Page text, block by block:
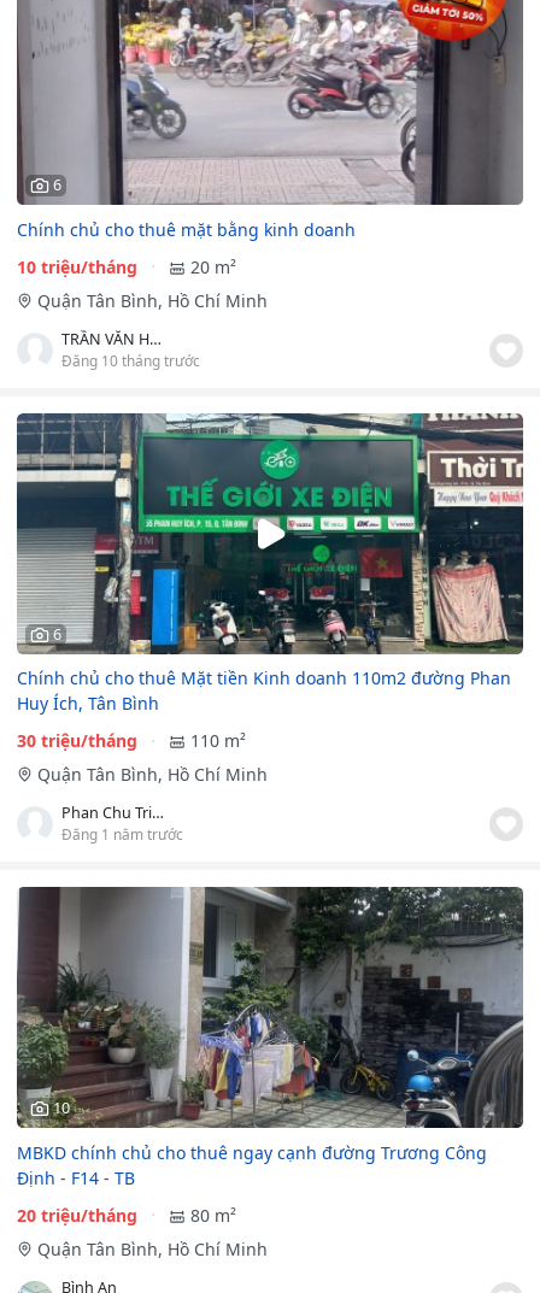
6
Chính chủ cho thuê mặt bằng kinh doanh
10 triệu/tháng
20 m²
Quận Tân Bình, Hồ Chí Minh
TRẦN VĂN HƯƠNG
Đăng 10 tháng trước
6
Chính chủ cho thuê Mặt tiền Kinh doanh 110m2 đường Phan
Huy Ích, Tân Bình
30 triệu/tháng
110 m²
Quận Tân Bình, Hồ Chí Minh
Phan Chu Trinh
Đăng 1 năm trước
10
MBKD chính chủ cho thuê ngay cạnh đường Trương Công
Định - F14 - TB
20 triệu/tháng
80 m²
Quận Tân Bình, Hồ Chí Minh
Bình An